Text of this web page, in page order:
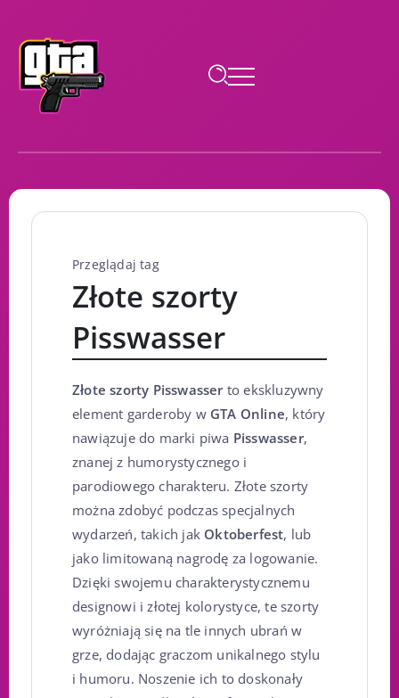
Przeglądaj tag
Złote szorty
Pisswasser
Złote szorty Pisswasserto ekskluzywny
element garderoby w GTA Online, który
nawiązuje do marki piwa Pisswasser,
znanej z humorystycznego i
parodiowego charakteru. Złote szorty
można zdobyć podczas specjalnych
wydarzeń, takich jak Oktoberfest, lub
jako limitowaną nagrodę za logowanie.
Dzięki swojemu charakterystycznemu
designowi i złotej kolorystyce, te szorty
wyróżniają się na tle innych ubrań w
grze, dodając graczom unikalnego stylu
i humoru. Noszenie ich to doskonały